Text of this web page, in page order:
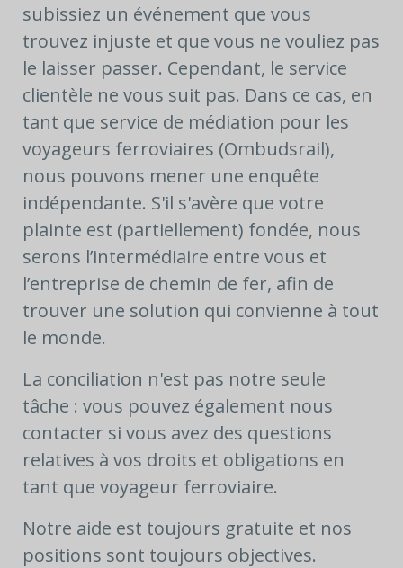
subissiez un événement que vous
trouvez injuste et que vous ne vouliez pas
le laisser passer. Cependant, le service
clientèle ne vous suit pas. Dans ce cas, en
tant que service de médiation pour les
voyageurs ferroviaires (Ombudsrail),
nous pouvons mener une enquête
indépendante. S'il s'avère que votre
plainte est (partiellement) fondée, nous
serons l’intermédiaire entre vous et
l’entreprise de chemin de fer, afin de
trouver une solution qui convienne à tout
le monde.
La conciliation n'est pas notre seule
tâche : vous pouvez également nous
contacter si vous avez des questions
relatives à vos droits et obligations en
tant que voyageur ferroviaire.
Notre aide est toujours gratuite et nos
positions sont toujours objectives.